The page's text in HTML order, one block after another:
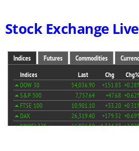
Stock Exchange Live